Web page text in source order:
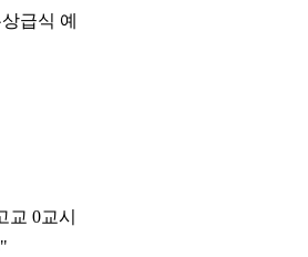
급식 예
0교시